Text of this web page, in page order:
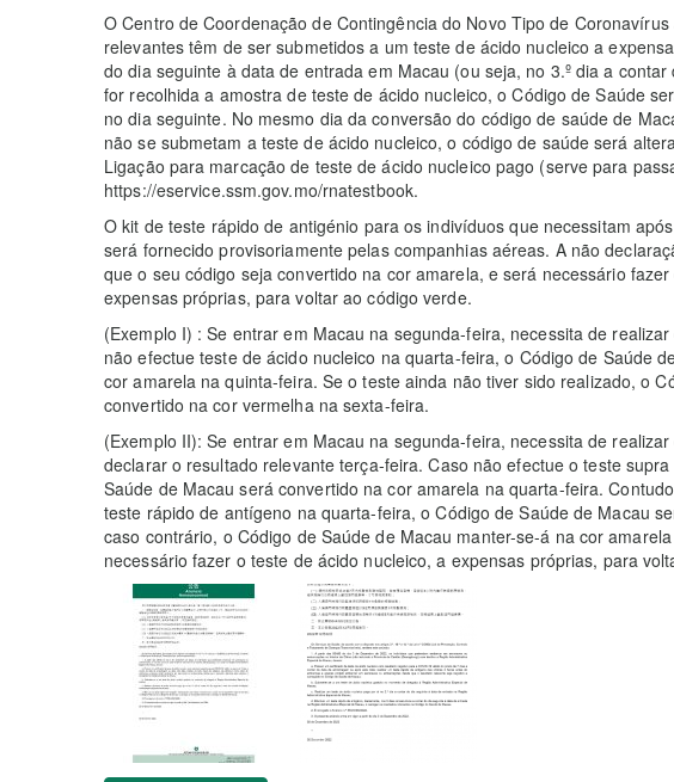
O Centro de Coordenação de Contingência do Novo Tipo de
relevantes têm de ser submetidos a um teste de ácido nucleico a
do dia seguinte à data de entrada em Macau (ou seja, no 3.º dia a
for recolhida a amostra de teste de ácido nucleico, o Código de Saúde
no dia seguinte. No mesmo dia da conversão do código de saúde de
não se submetam a teste de ácido nucleico, o código de saúde será
Ligação para marcação de teste de ácido nucleico pago (serve para
https://eservice.ssm.gov.mo/rnatestbook.
O kit de teste rápido de antigénio para os indivíduos que necessitam
será fornecido provisoriamente pelas companhias aéreas. A não
que o seu código seja convertido na cor amarela, e será necessário
expensas próprias, para voltar ao código verde.
(Exemplo I) : Se entrar em Macau na segunda-feira, necessita de
não efectue teste de ácido nucleico na quarta-feira, o Código de Saúde
cor amarela na quinta-feira. Se o teste ainda não tiver sido realizado, o
convertido na cor vermelha na sexta-feira.
(Exemplo II): Se entrar em Macau na segunda-feira, necessita de
declarar o resultado relevante terça-feira. Caso não efectue o teste
Saúde de Macau será convertido na cor amarela na quarta-feira.
teste rápido de antígeno na quarta-feira, o Código de Saúde de Macau
caso contrário, o Código de Saúde de Macau manter-se-á na cor
necessário fazer o teste de ácido nucleico, a expensas próprias, para